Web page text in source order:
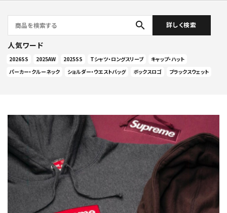
search 詳しく検索
人気ワード
2026SS 2025AW 2025SS Tシャツ・ロングスリーブ
キャップ・ハット
パーカー・クルーネック
ショルダー・ウエストバッグ ボックスロゴ ブラックスウェット